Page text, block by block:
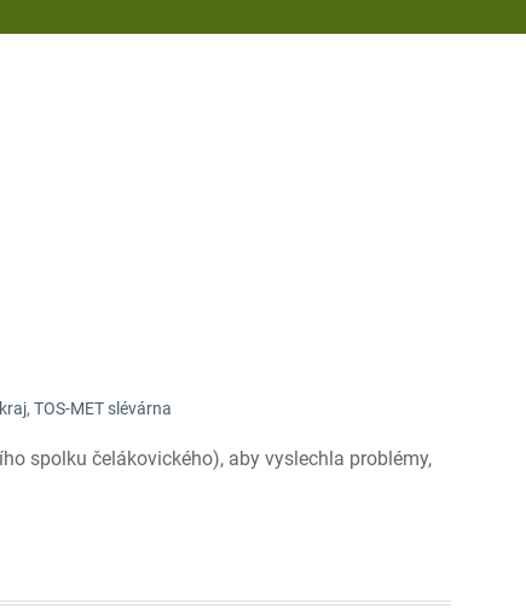
, TOS-MET slévárna
spolku čelákovického), aby vyslechla problémy,